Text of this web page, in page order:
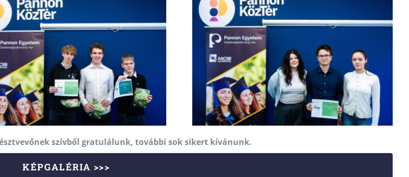
szívből gratulálunk, további sok sikert kívánunk.
KÉPGALÉRIA >>>